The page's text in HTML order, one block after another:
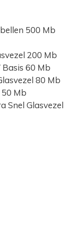
500 Mb
200 Mb
60 Mb
80 Mb
Mb
Snel Glasvezel